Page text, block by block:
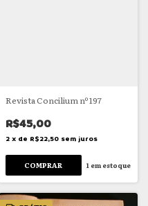
Revista Concilium nº 197
R$45,00
2 x de R$22,50 sem juros
1 em estoque